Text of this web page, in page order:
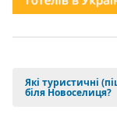
Які туристичні
біля Новоселиця?